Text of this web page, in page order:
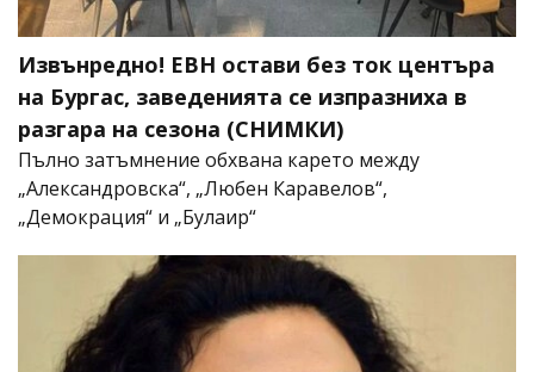
Извънредно! ЕВН остави без ток центъра
на Бургас, заведенията се изпразниха в
разгара на сезона (СНИМКИ)
Пълно затъмнение обхвана карето между
„Александровска“, „Любен Каравелов“,
„Демокрация“ и „Булаир“